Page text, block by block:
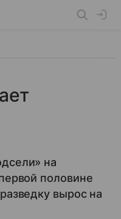
на
половине
вырос на